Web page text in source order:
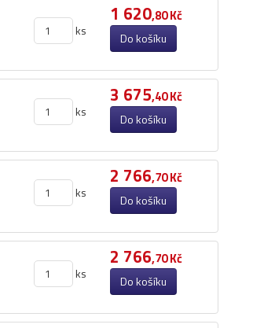
ks
1 620,80 Kč
Do košíku
ks
3 675,40 Kč
Do košíku
ks
2 766,70 Kč
Do košíku
ks
2 766,70 Kč
Do košíku